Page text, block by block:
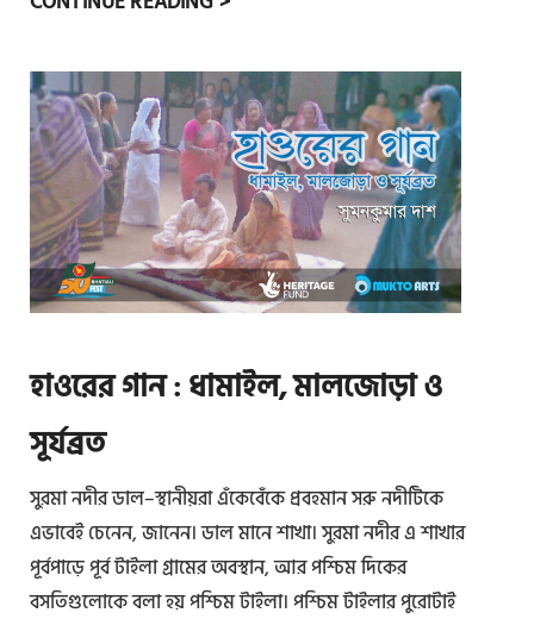
Y
O
N
D
B
O
D
Y
N
I
N
D
:
I
V
E
R
S
E
T
R
D
I
O
N
A
L
য়া
লি
গা
ন
:
ই
তি
হা
-
ঐ
ও
সা
ম্প্র
তি
হাওরের গান : ধামাইল, মালজোড়া ও
সূর্যব্রত
সুরমা নদীর ডাল–স্থানীয়রা এঁকেবেঁকে প্রবহমান সরু নদীটিকে
এভাবেই চেনেন, জানেন। ডাল মানে শাখা। সুরমা নদীর এ শাখার
পূর্বপাড়ে পূর্ব টাইলা গ্রামের অবস্থান, আর পশ্চিম দিকের
বসতিগুলোকে বলা হয় পশ্চিম টাইলা। পশ্চিম টাইলার পুরোটাই